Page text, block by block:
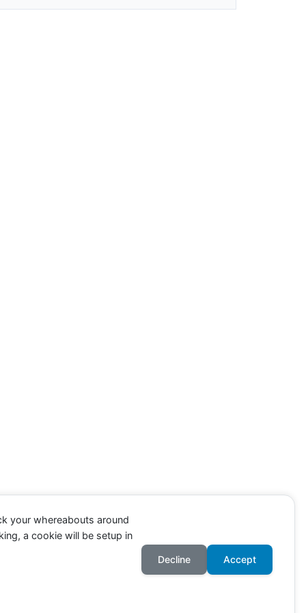
your whereabouts around
a cookie will be setup in
Decline Accept